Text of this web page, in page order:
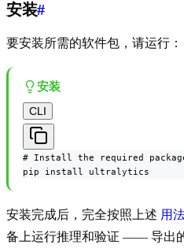
安装#
要安装所需的软件包，请运行：
安装
CLI
# Install the required package
pip install ultralytics
安装完成后，完全按照上述 用
备上运行推理和验证 —— 导出